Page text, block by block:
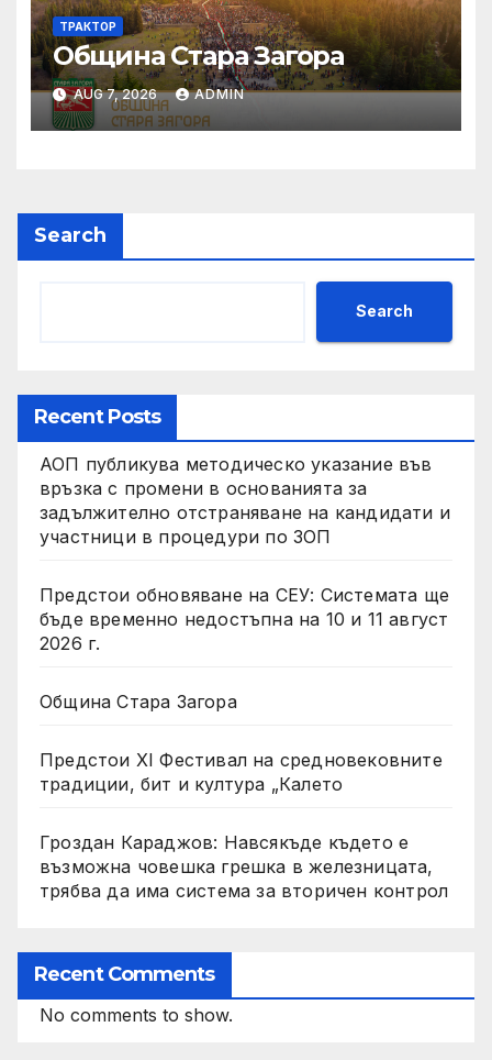
ТРАКТОР
Община Стара Загора
AUG 7, 2026 ADMIN
Search
Search
Recent Posts
АОП публикува методическо указание във
връзка с промени в основанията за
задължително отстраняване на кандидати и
участници в процедури по ЗОП
Предстои обновяване на СЕУ: Системата ще
бъде временно недостъпна на 10 и 11 август
2026 г.
Община Стара Загора
Предстои XI Фестивал на средновековните
традиции, бит и култура „Калето
Гроздан Караджов: Навсякъде където е
възможна човешка грешка в железницата,
трябва да има система за вторичен контрол
Recent Comments
No comments to show.